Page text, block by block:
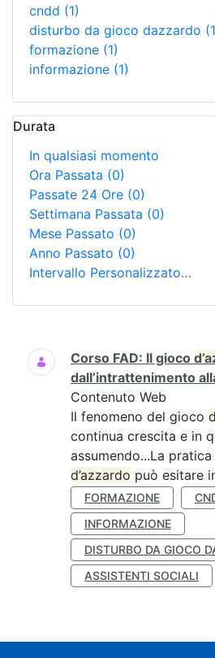
cndd (1)
disturbo da gioco dazzardo
formazione (1)
informazione (1)
Durata
In qualsiasi momento
Ora Passata (0)
Passate 24 Ore (0)
Settimana Passata (0)
Mese Passato (0)
Anno Passato (0)
Intervallo Personalizzato…
Ricerca
Corso FAD: Il gioco
dall’intrattenimento
Contenuto Web
Il fenomeno del gioco
continua crescita e in
assumendo...La
d’azzardo può esitare
FORMAZIONE
INFORMAZIONE
DISTURBO DA GIOCO
ASSISTENTI SOCIALI